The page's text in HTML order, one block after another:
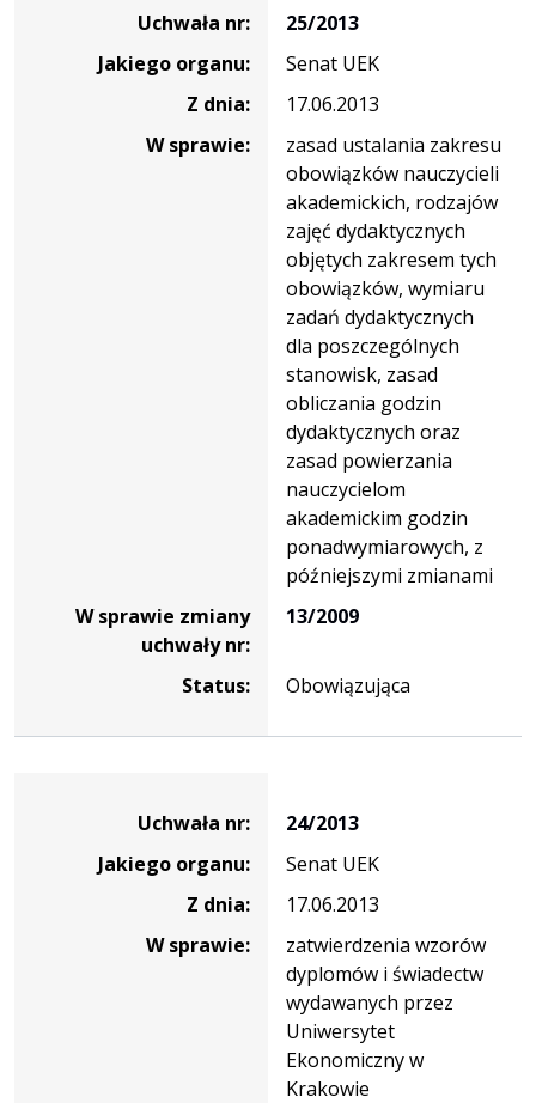
Uchwała nr:
25/2013
Jakiego organu:
Senat UEK
Z dnia:
17.06.2013
W sprawie:
zasad ustalania zakresu
obowiązków nauczycieli
akademickich, rodzajów
zajęć dydaktycznych
objętych zakresem tych
obowiązków, wymiaru
zadań dydaktycznych
dla poszczególnych
stanowisk, zasad
obliczania godzin
dydaktycznych oraz
zasad powierzania
nauczycielom
akademickim godzin
ponadwymiarowych, z
późniejszymi zmianami
W sprawie zmiany
uchwały nr:
13/2009
Status: Obowiązująca
Uchwała nr:
24/2013
Jakiego organu:
Senat UEK
Z dnia:
17.06.2013
W sprawie:
zatwierdzenia wzorów
dyplomów i świadectw
wydawanych przez
Uniwersytet
Ekonomiczny w
Krakowie